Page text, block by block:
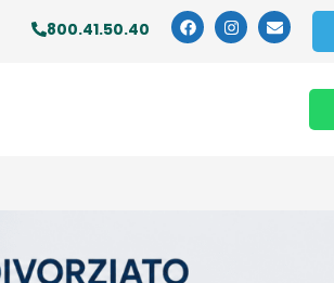
800.41.50.40